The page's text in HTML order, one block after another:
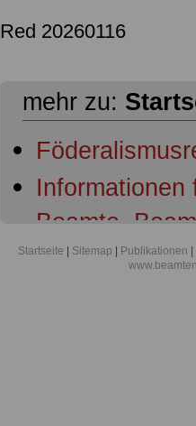
Red 20260116
mehr zu:
Informationen
Beamte,
Startseite Sitemap Publikationen